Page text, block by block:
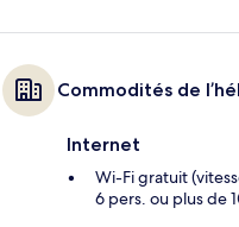
Commodités de
Internet
Wi-Fi gratuit
6 pers. ou plus de